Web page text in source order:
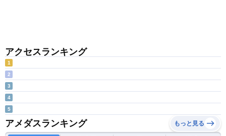
アクセスランキング
1
2
3
4
5
アメダスランキング もっと見る